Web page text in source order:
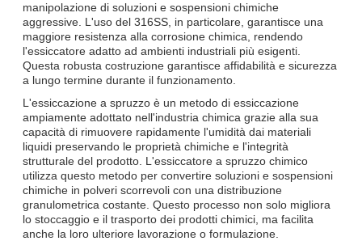
manipolazione di soluzioni e sospensioni chimiche
aggressive. L'uso del 316SS, in particolare, garantisce una
maggiore resistenza alla corrosione chimica, rendendo
l'essiccatore adatto ad ambienti industriali più esigenti.
Questa robusta costruzione garantisce affidabilità e sicurezza
a lungo termine durante il funzionamento.
L'essiccazione a spruzzo è un metodo di essiccazione
ampiamente adottato nell'industria chimica grazie alla sua
capacità di rimuovere rapidamente l'umidità dai materiali
liquidi preservando le proprietà chimiche e l'integrità
strutturale del prodotto. L'essiccatore a spruzzo chimico
utilizza questo metodo per convertire soluzioni e sospensioni
chimiche in polveri scorrevoli con una distribuzione
granulometrica costante. Questo processo non solo migliora
lo stoccaggio e il trasporto dei prodotti chimici, ma facilita
anche la loro ulteriore lavorazione o formulazione.